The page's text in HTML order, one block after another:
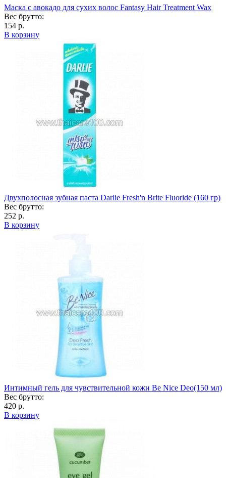
Маска с авокадо для сухих волос Fantasy Hair Treatment Wax
Вес брутто:
154 р.
В корзину
Двухполосная зубная паста Darlie Fresh'n Brite Fluoride (160 гр)
Вес брутто:
252 р.
В корзину
Интимный гель для чувствительной кожи Be Nice Deo(150 мл)
Вес брутто:
420 р.
В корзину